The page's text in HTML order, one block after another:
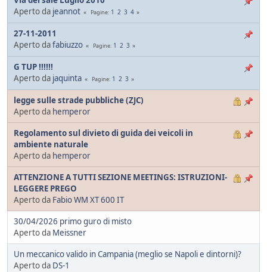
Aperto da jeannot Pagine 1 2 3 4
27-11-2011
Aperto dafabiuzzo Pagine 1 2 3
G TUP !!!!!!
Aperto da jaquinta Pagine 1 2 3
legge sulle strade pubbliche (ZJC)
Aperto da hemperor
Regolamento sul divieto di guida dei veicoli in
ambiente naturale
Aperto da hemperor
ATTENZIONE A TUTTI SEZIONE MEETINGS: ISTRUZIONI-
LEGGERE PREGO
Aperto da Fabio WM XT 600 IT
30/04/2026 primo guro di misto
Aperto da Meissner
Un meccanico valido in Campania (meglio se Napoli e dintorni)?
Aperto da DS-1